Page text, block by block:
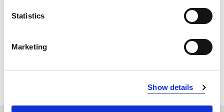
Statistics
Marketing
Show details
Mag. Poznań